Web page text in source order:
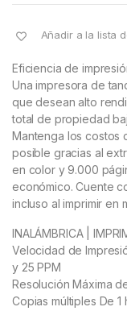
Añadir a la lista
Eficiencia de
Una impresora de
que desean alto
total de propiedad
Mantenga los costos
posible gracias al
en color y 9.000
económico. Cuente
incluso al imprimir en
INALÁMBRICA |
Velocidad de
y 25 PPM
Resolución Máxima
Copias múltiples De 1